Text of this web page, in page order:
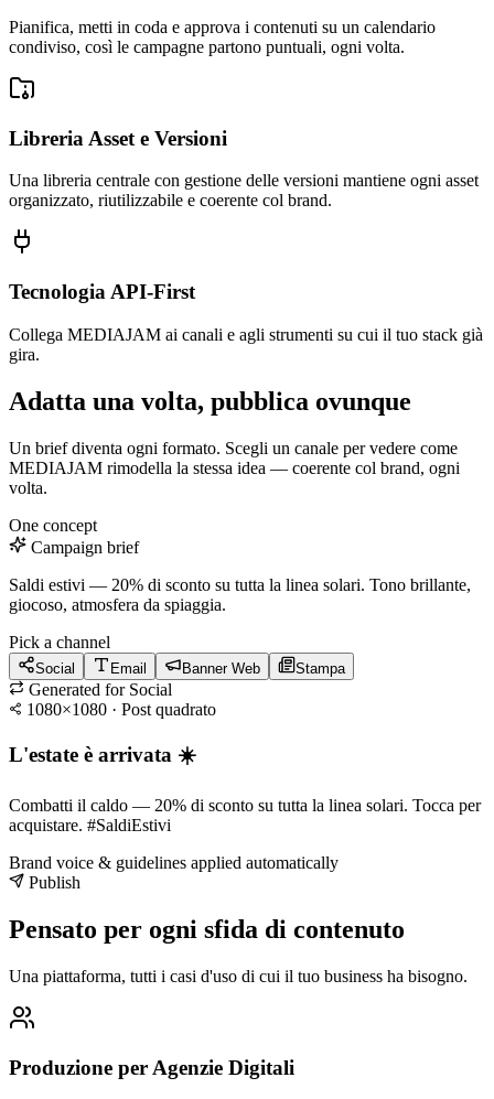
Pianifica, metti in coda e approva i contenuti su un calendario
condiviso, così le campagne partono puntuali, ogni volta.
Libreria Asset e Versioni
Una libreria centrale con gestione delle versioni mantiene ogni asset
organizzato, riutilizzabile e coerente col brand.
Tecnologia API-First
Collega MEDIAJAM ai canali e agli strumenti su cui il tuo stack già
gira.
Adatta una volta, pubblica ovunque
Un brief diventa ogni formato. Scegli un canale per vedere come
MEDIAJAM rimodella la stessa idea — coerente col brand, ogni
volta.
One concept
Campaign brief
Saldi estivi — 20% di sconto su tutta la linea solari. Tono brillante,
giocoso, atmosfera da spiaggia.
Pick a channel
Social Email Banner Web Stampa
Generated for Social
1080×1080 · Post quadrato
L'estate è arrivata ☀️
Combatti il caldo — 20% di sconto su tutta la linea solari. Tocca per
acquistare. #SaldiEstivi
Brand voice & guidelines applied automatically
Publish
Pensato per ogni sfida di contenuto
Una piattaforma, tutti i casi d'uso di cui il tuo business ha bisogno.
Produzione per Agenzie Digitali